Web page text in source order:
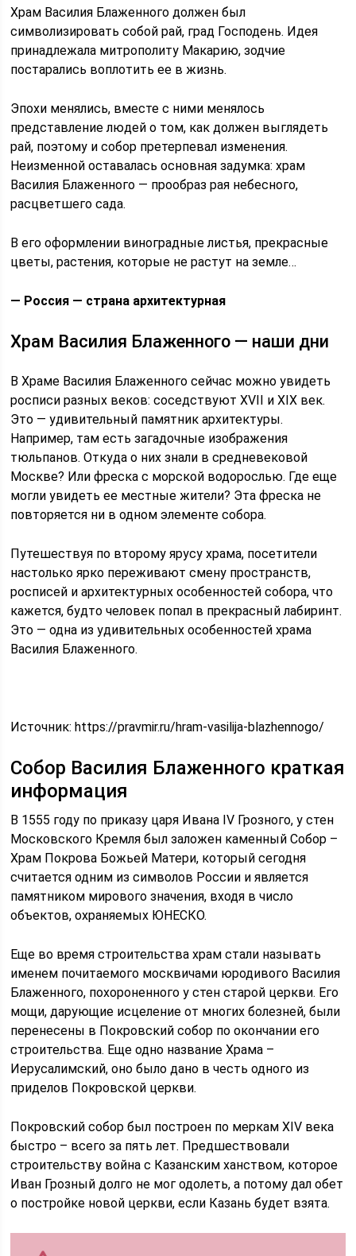
Храм Василия Блаженного должен был
символизировать собой рай, град Господень. Идея
принадлежала митрополиту Макарию, зодчие
постарались воплотить ее в жизнь.
Эпохи менялись, вместе с ними менялось
представление людей о том, как должен выглядеть
рай, поэтому и собор претерпевал изменения.
Неизменной оставалась основная задумка: храм
Василия Блаженного — прообраз рая небесного,
расцветшего сада.
В его оформлении виноградные листья, прекрасные
цветы, растения, которые не растут на земле…
— Россия — страна архитектурная
Храм Василия Блаженного — наши дни
В Храме Василия Блаженного сейчас можно увидеть
росписи разных веков: соседствуют XVII и XIX век.
Это — удивительный памятник архитектуры.
Например, там есть загадочные изображения
тюльпанов. Откуда о них знали в средневековой
Москве? Или фреска с морской водорослью. Где еще
могли увидеть ее местные жители? Эта фреска не
повторяется ни в одном элементе собора.
Путешествуя по второму ярусу храма, посетители
настолько ярко переживают смену пространств,
росписей и архитектурных особенностей собора, что
кажется, будто человек попал в прекрасный лабиринт.
Это — одна из удивительных особенностей храма
Василия Блаженного.
Источник:https://pravmir.ru/hram-vasilija-blazhennogo/
Собор Василия Блаженного краткая
информация
В 1555 году по приказу царя Ивана IV Грозного, у стен
Московского Кремля был заложен каменный Собор –
Храм Покрова Божьей Матери, который сегодня
считается одним из символов России и является
памятником мирового значения, входя в число
объектов, охраняемых ЮНЕСКО.
Еще во время строительства храм стали называть
именем почитаемого москвичами юродивого Василия
Блаженного, похороненного у стен старой церкви. Его
мощи, дарующие исцеление от многих болезней, были
перенесены в Покровский собор по окончании его
строительства. Еще одно название Храма –
Иерусалимский, оно было дано в честь одного из
приделов Покровской церкви.
Покровский собор был построен по меркам XIV века
быстро – всего за пять лет. Предшествовали
строительству война с Казанским ханством, которое
Иван Грозный долго не мог одолеть, а потому дал обет
о постройке новой церкви, если Казань будет взята.